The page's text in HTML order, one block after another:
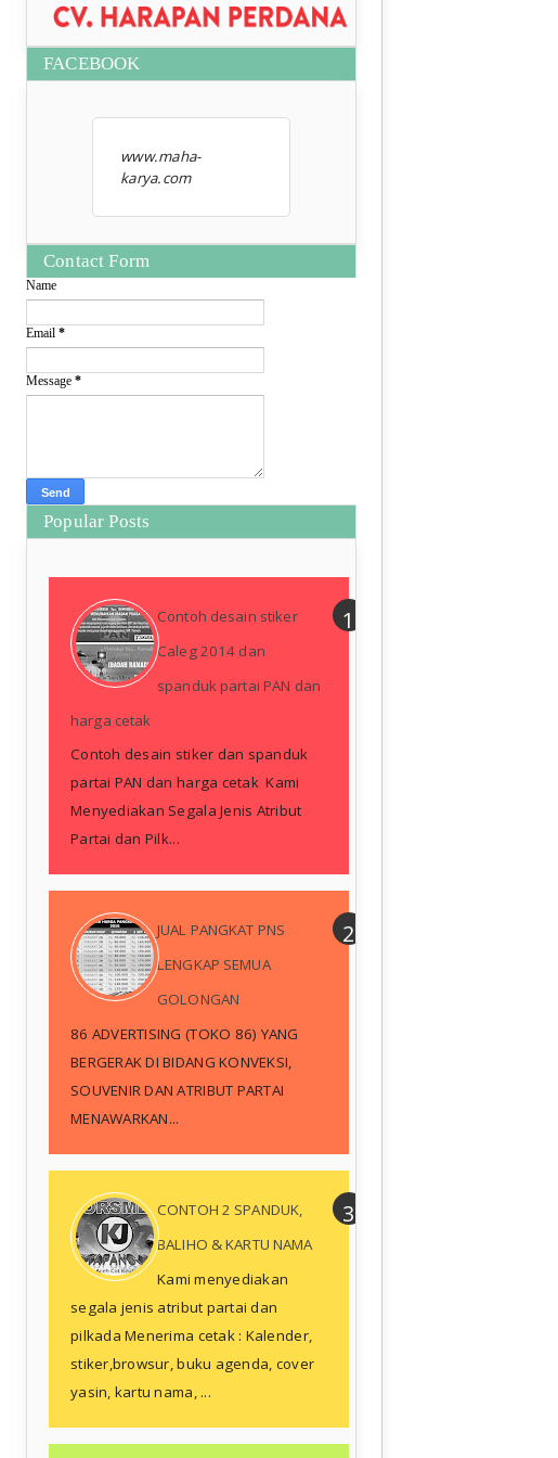
FACEBOOK
www.maha-
karya.com
Contact Form
Name
Email *
Message *
Popular Posts
Contoh desain stiker
Caleg 2014 dan
spanduk partai PAN dan
harga cetak
Contoh desain stiker dan spanduk
partai PAN dan harga cetak Kami
Menyediakan Segala Jenis Atribut
Partai dan Pilk...
JUAL PANGKAT PNS
LENGKAP SEMUA
GOLONGAN
86 ADVERTISING (TOKO 86) YANG
BERGERAK DI BIDANG KONVEKSI,
SOUVENIR DAN ATRIBUT PARTAI
MENAWARKAN...
CONTOH 2 SPANDUK,
BALIHO & KARTU NAMA
Kami menyediakan
segala jenis atribut partai dan
pilkada Menerima cetak : Kalender,
stiker,browsur, buku agenda, cover
yasin, kartu nama, ...